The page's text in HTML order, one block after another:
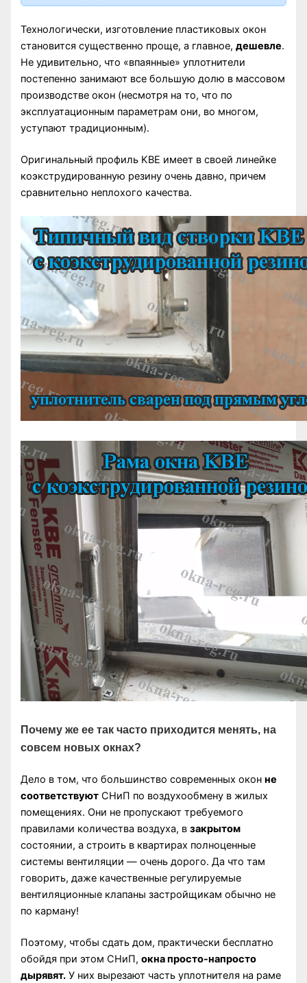
Технологически, изготовление пластиковых окон
становится существенно проще, а главное,дешевле.
Не удивительно, что «впаянные» уплотнители
постепенно занимают все большую долю в массовом
производстве окон (несмотря на то, что по
эксплуатационным параметрам они, во многом,
уступают традиционным).
Оригинальный профиль KBE имеет в своей линейке
коэкструдированную резину очень давно, причем
сравнительно неплохого качества.
Почему же ее так часто приходится менять, на
совсем новых окнах?
Дело в том, что большинство современных оконне
соответствуют СНиП по воздухообмену в жилых
помещениях. Они не пропускают требуемого
правилами количества воздуха, взакрытом
состоянии, а строить в квартирах полноценные
системы вентиляции — очень дорого. Да что там
говорить, даже качественные регулируемые
вентиляционные клапаны застройщикам обычно не
по карману!
Поэтому, чтобы сдать дом, практически бесплатно
обойдя при этом СНиП,окна просто-напросто
дырявят. У них вырезают часть уплотнителя на раме